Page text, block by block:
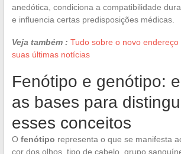
anedótica, condiciona a compatibilidade
e influencia certas predisposições médicas.
Veja também : Tudo sobre o novo endereço
suas últimas notícias
Fenótipo e genótipo:
as bases para
esses conceitos
O fenótipo representa o que se manifesta
cor dos olhos, tipo de cabelo, grupo